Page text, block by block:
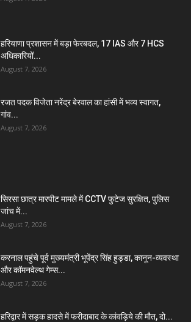
हरियाणा प्रशासन में बड़ा फेरबदल, 17 IAS और 7 HCS
अधिकारियों...
August 7, 2026
रजत पदक विजेता नरेंद्र बेरवाल का हांसी में भव्य स्वागत,
गांव...
August 7, 2026
सिरसा छात्र मारपीट मामले में CCTV फुटेज सुरक्षित, पुलिस
जांच में...
August 7, 2026
करनाल पहुंचे पूर्व मुख्यमंत्री भूपेंद्र सिंह हुड्डा, कानून-व्यवस्था
और कॉमनवेल्थ गेम्स...
August 7, 2026
हरिद्वार में सड़क हादसे में फरीदाबाद के कांवड़िये की मौत, दो...